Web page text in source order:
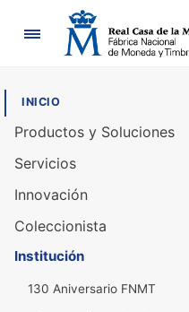
Navegación
INICIO
Productos y Soluciones
Servicios
Innovación
Coleccionista
Institución
130 Aniversario FNMT